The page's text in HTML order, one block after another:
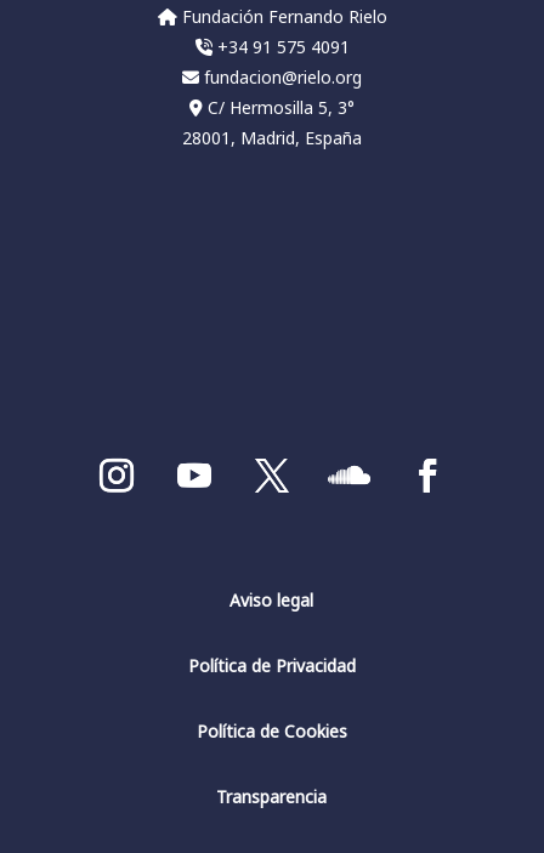
Fundación Fernando Rielo
+34 91 575 4091
fundacion@rielo.org
C/ Hermosilla 5, 3°
28001, Madrid, España
Aviso legal
Política de Privacidad
Política de Cookies
Transparencia